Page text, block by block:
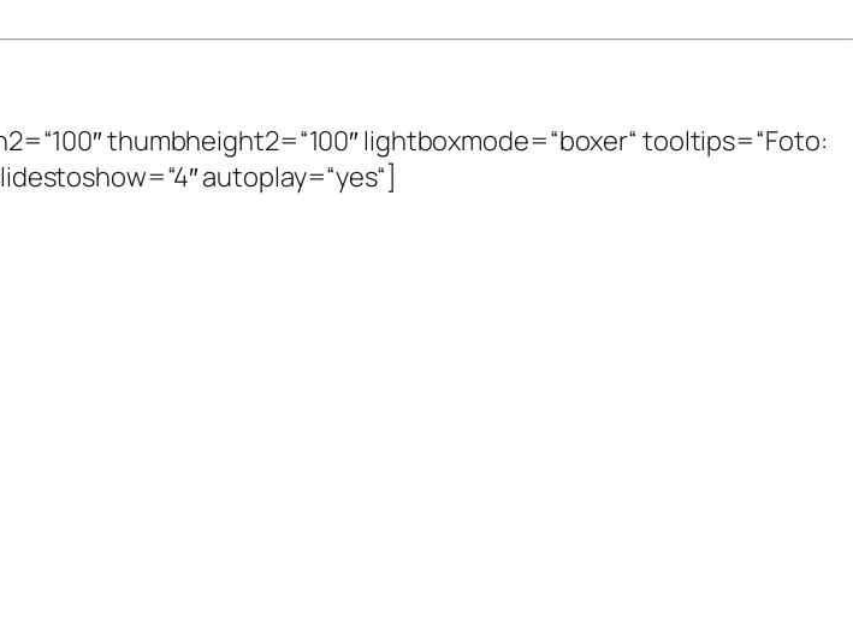
thumbheight2=“100″ lightboxmode=“boxer“ tooltips=“Foto:
autoplay=“yes“]